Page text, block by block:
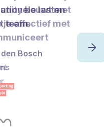
bouwt met
je effectief met
lasten
team.
Bosch